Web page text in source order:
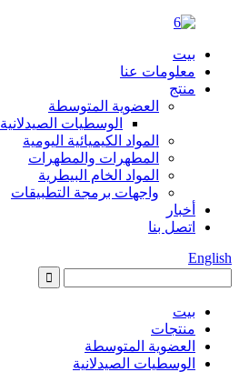
بيت
معلومات عنا
منتج
العضوية المتوسطة
الوسطيات الصيدلانية
المواد الكيميائية اليومية
المطهرات والمطهرات
المواد الخام البيطرية
واجهات برمجة التطبيقات
أخبار
اتصل بنا
English
بيت
منتجات
العضوية المتوسطة
الوسطيات الصيدلانية